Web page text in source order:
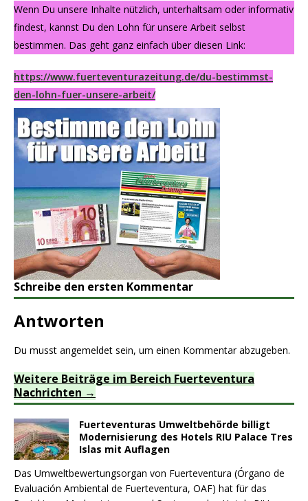
Wenn Du unsere Inhalte nützlich, unterhaltsam oder informativ
findest, kannst Du den Lohn für unsere Arbeit selbst
bestimmen. Das geht ganz einfach über diesen Link:
https://www.fuerteventurazeitung.de/du-bestimmst-
den-lohn-fuer-unsere-arbeit/
Schreibe den ersten Kommentar
Antworten
Du musst angemeldet sein, um einen Kommentar abzugeben.
Weitere Beiträge im Bereich Fuerteventura
Nachrichten
Fuerteventuras Umweltbehörde billigt
Modernisierung des Hotels RIU Palace Tres
Islas mit Auflagen
Das Umweltbewertungsorgan von Fuerteventura (Órgano de
Evaluación Ambiental de Fuerteventura, OAF) hat für das